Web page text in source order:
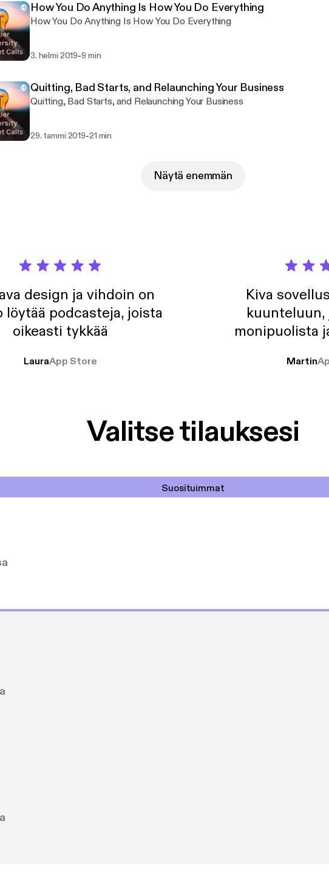
How You Do Anything Is How You Do Everything
How You Do Anything Is How You Do Everything
3. helmi 2019-9 min
Quitting, Bad Starts, and Relaunching Your Business
Quitting, Bad Starts, and Relaunching Your Business
29. tammi 2019-21 min
Näytä enemmän
design ja vihdoin on
löytää podcasteja, joista
oikeasti tykkää
LauraApp Store
Kiva
kuunteluun,
monipuolista
Martin
Valitse tilauksesi
Suosituimmat